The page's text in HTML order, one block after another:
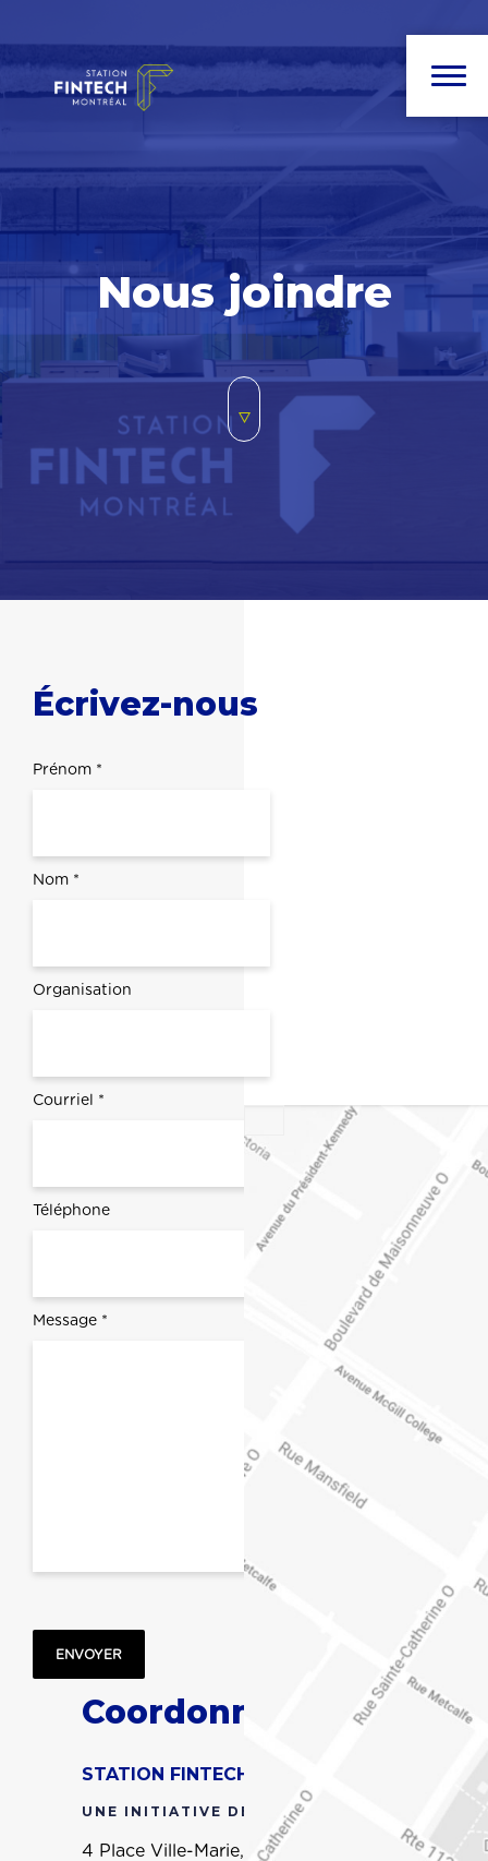
Nous joindre
Écrivez-nous
Prénom *
Nom *
Organisation
Courriel *
Téléphone
Message *
ENVOYER
Coordonnées
STATION FINTECH MONTRÉAL
UNE INITIATIVE DE FINANCE MONTRÉAL
4 Place Ville-Marie, 3e étage (réception)